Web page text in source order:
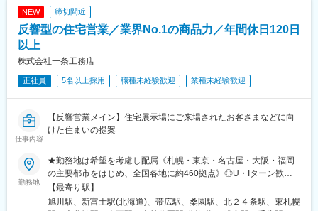
NEW 締切間近
反響型の住宅営業／業界No.1の商品力／年間休日120日
以上
株式会社一条工務店
正社員 5名以上採用 職種未経験歓迎 業種未経験歓迎
仕事内容
【反響営業メイン】住宅展示場にご来場されたお客さまなどに向
けた住まいの提案
勤務地
★勤務地は希望を考慮し配属《札幌・東京・名古屋・大阪・福岡
の主要都市をはじめ、全国各地に約460拠点》◎U・Iターン歓迎
◎マイカー通勤可※受動喫煙対策：あり（全事業所 屋内禁煙／屋
外喫煙場所あり）※Ｕ・Ｉターン支援あり／会社都合で引っ越しが
【最寄り駅】
旭川駅、新富士駅(北海道)、帯広駅、桑園駅、北２４条駅、東札幌